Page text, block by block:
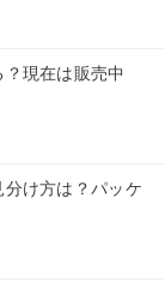
現在は販売中
け方は？パッケ